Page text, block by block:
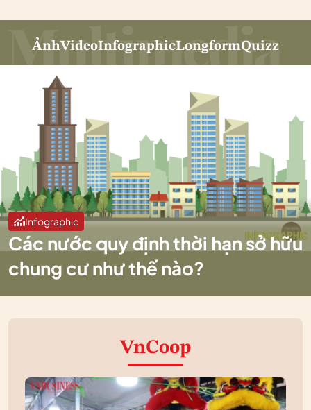
ẢnhVideoInfographicLongformQuizz
Infographic
Các nước quy định thời hạn sở hữu
chung cư như thế nào?
VnCoop